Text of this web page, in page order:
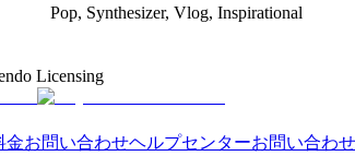
Pop, Synthesizer, Vlog, Inspirational
Licensing
金お問い合わせヘルプセンターお問い合わせ